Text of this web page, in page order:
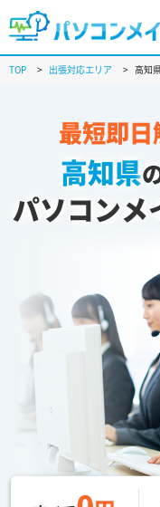
TOP > 出張対応エリア > 高知
最短即日
高知県
パソコンメ